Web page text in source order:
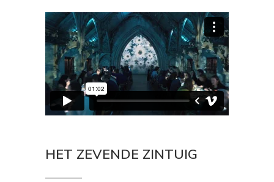
HET ZEVENDE ZINTUIG